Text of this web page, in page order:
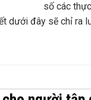
số các
dưới đây sẽ chỉ ra